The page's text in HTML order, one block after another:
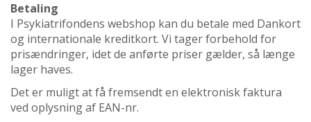
Betaling
I Psykiatrifondens webshop kan du betale med Dankort
og internationale kreditkort. Vi tager forbehold for
prisændringer, idet de anførte priser gælder, så længe
lager haves.
Det er muligt at få fremsendt en elektronisk faktura
ved oplysning af EAN-nr.